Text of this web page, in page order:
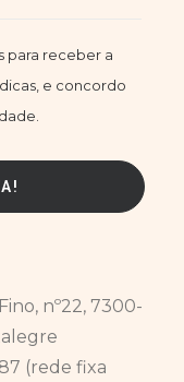
para receber a
e concordo
nº22, 7300-
(rede fixa